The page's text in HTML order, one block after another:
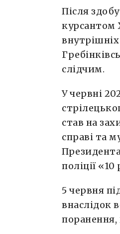
Після
курсантом
слідчим.
У червні
став на
справі та
поліції
5 червня
внаслідок
поранення,